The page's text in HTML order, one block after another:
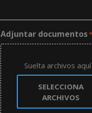
Adjuntar documentos*
Suelta archivos
SELECCIONA
ARCHIVOS